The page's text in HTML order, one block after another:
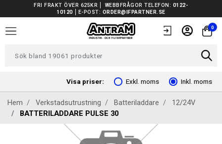
FRI FRAKT ÖVER 625KR WEBBFRÅGOR TELEFON: 0122-
10120
E-POST: ORDER@IFPARTNER.SE
0
Visa priser: Exkl. moms Inkl. moms
TRUCKAR I LAGER
TUNGA FORDON UNIVERSAL
FORDONSVERKTYG EV
ARBETSPLATSUTRUSTNING
Hem Verkstadsutrustning Batteriladdare
12/24V
BATTERILADDARE PULSE 30